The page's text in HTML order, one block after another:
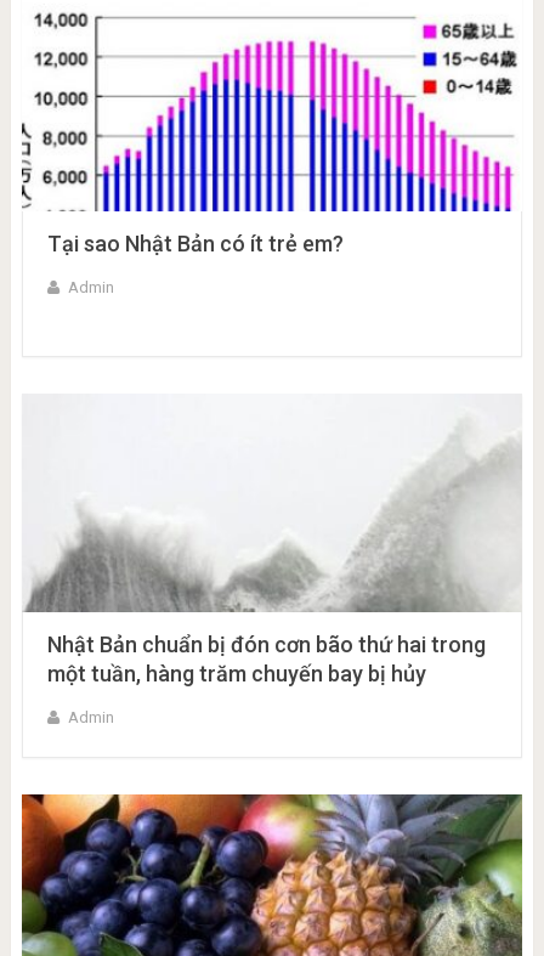
Tại sao Nhật Bản có ít trẻ em?
Admin
Nhật Bản chuẩn bị đón cơn bão thứ hai trong
một tuần, hàng trăm chuyến bay bị hủy
Admin